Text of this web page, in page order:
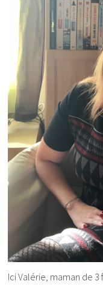
Ici Valérie, maman de